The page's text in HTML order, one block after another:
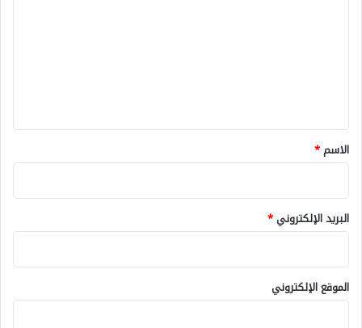
*
الاسم*
البريد الإلكتروني*
الموقع الإلكتروني